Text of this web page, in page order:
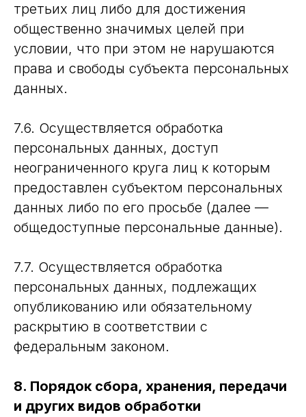
третьих лиц либо для достижения
общественно значимых целей при
условии, что при этом не нарушаются
права и свободы субъекта персональных
данных.
7.6. Осуществляется обработка
персональных данных, доступ
неограниченного круга лиц к которым
предоставлен субъектом персональных
данных либо по его просьбе (далее —
общедоступные персональные данные).
7.7. Осуществляется обработка
персональных данных, подлежащих
опубликованию или обязательному
раскрытию в соответствии с
федеральным законом.
8. Порядок сбора, хранения, передачи
и других видов обработки